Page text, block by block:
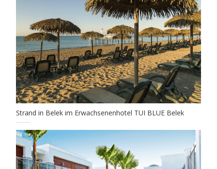
Strand in Belek im Erwachsenenhotel TUI BLUE Belek